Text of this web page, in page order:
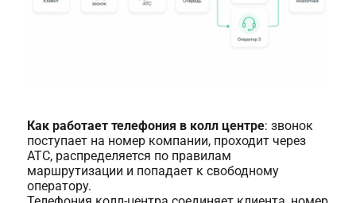
Как работает телефония в колл центре: звонок
поступает на номер компании, проходит через
АТС, распределяется по правилам
маршрутизации и попадает к свободному
оператору.